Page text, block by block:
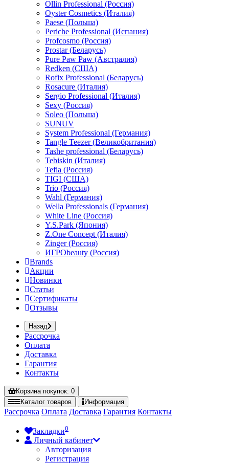
Ollin Professional (Россия)
Oyster Cosmetics (Италия)
Paese (Польша)
Periche Professional (Испания)
Profcosmo (Россия)
Prostar (Беларусь)
Pure Paw Paw (Австралия)
Redken (США)
Rofix Professional (Беларусь)
Rosacure (Италия)
Sergio Professional (Италия)
Sexy (Россия)
Soleo (Польша)
SUNUV
System Professional (Германия)
Tangle Teezer (Великобритания)
Tashe professional (Беларусь)
Tebiskin (Италия)
Tefia (Россия)
TIGI (США)
Trio (Россия)
Wahl (Германия)
Wella Professionals (Германия)
White Line (Россия)
Y.S.Park (Япония)
Z.One Concept (Италия)
Zinger (Россия)
ИГРОbeauty (Россия)
Brands
Акции
Новинки
Статьи
Сертификаты
Отзывы
Назад
Рассрочка
Оплата
Доставка
Гарантия
Контакты
Корзинапокупок: 0
Каталог товаров Информация
Рассрочка Оплата Доставка Гарантия Контакты
Закладки0
Личный кабинет
Авторизация
Регистрация